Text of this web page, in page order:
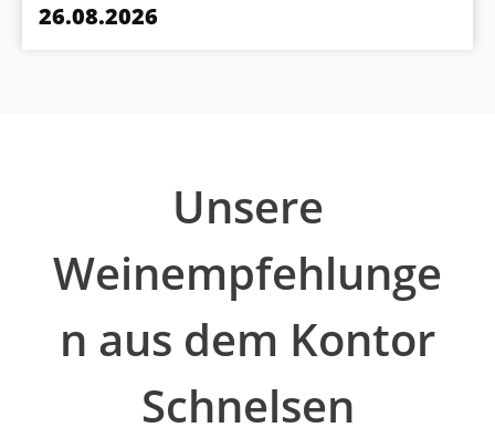
26.08.2026
Unsere
Weinempfehlunge
n aus dem Kontor
Schnelsen